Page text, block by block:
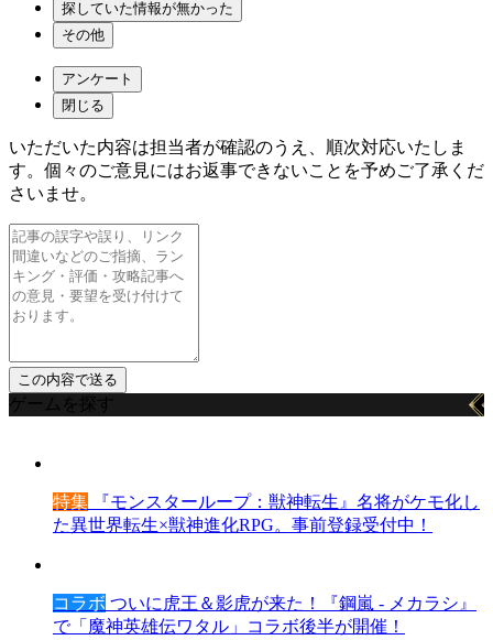
探していた情報が無かった
その他
アンケート
閉じる
いただいた内容は担当者が確認のうえ、順次対応いたしま
す。個々のご意見にはお返事できないことを予めご了承くだ
さいませ。
ゲームを探す
特集 『モンスターループ：獣神転生』名将がケモ化し
た異世界転生×獣神進化RPG。事前登録受付中！
コラボ ついに虎王＆影虎が来た！『鋼嵐 - メカラシ』
で「魔神英雄伝ワタル」コラボ後半が開催！